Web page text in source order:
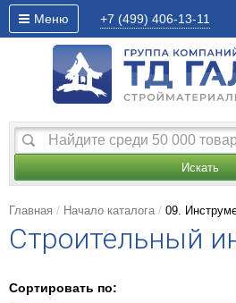
Меню +7 (499) 406-13-11
Искать
Главная Начало каталога 09.
Строительный
Сортировать по: